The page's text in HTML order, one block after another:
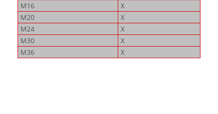
M16
X
M20
X
M24
X
M30
X
M36
X